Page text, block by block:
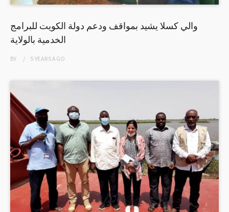
والي كسلا يشيد بمواقف ودعم دولة الكويت للبرامج
الخدمية بالولاية
BY 5 YEARSAGO